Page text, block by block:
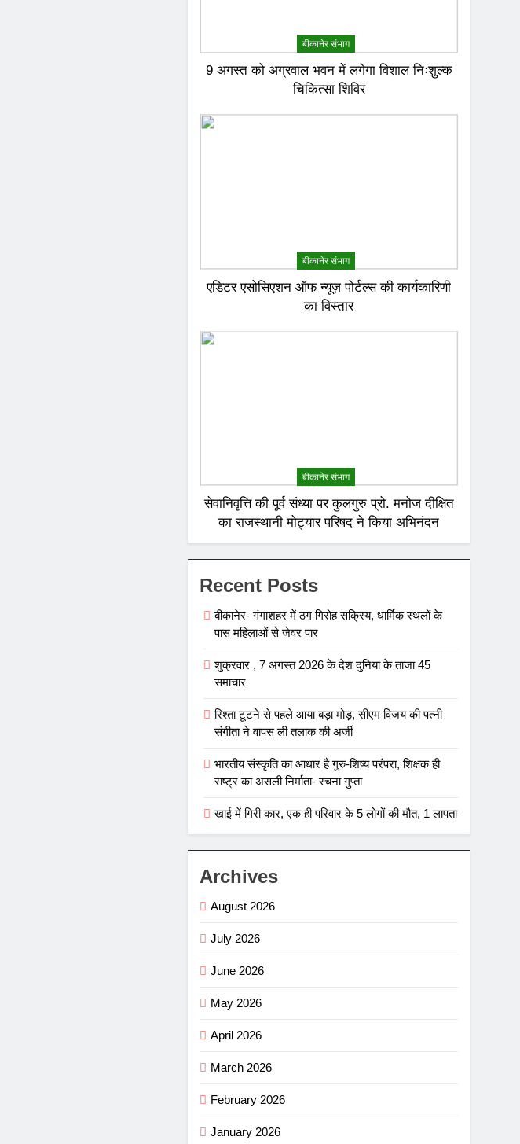
बीकानेर संभाग
9 अगस्त को अग्रवाल भवन में लगेगा विशाल निःशुल्क
चिकित्सा शिविर
बीकानेर संभाग
एडिटर एसोसिएशन ऑफ न्यूज़ पोर्टल्स की कार्यकारिणी
का विस्तार
बीकानेर संभाग
सेवानिवृत्ति की पूर्व संध्या पर कुलगुरु प्रो. मनोज दीक्षित
का राजस्थानी मोट्यार परिषद ने किया अभिनंदन
Recent Posts
बीकानेर- गंगाशहर में ठग गिरोह सक्रिय, धार्मिक स्थलों के
पास महिलाओं से जेवर पार
शुक्रवार , 7 अगस्त 2026 के देश दुनिया के ताजा 45
समाचार
रिश्ता टूटने से पहले आया बड़ा मोड़, सीएम विजय की पत्नी
संगीता ने वापस ली तलाक की अर्जी
भारतीय संस्कृति का आधार है गुरु-शिष्य परंपरा, शिक्षक ही
राष्ट्र का असली निर्माता- रचना गुप्ता
खाई में गिरी कार, एक ही परिवार के 5 लोगों की मौत, 1 लापता
Archives
August 2026
July 2026
June 2026
May 2026
April 2026
March 2026
February 2026
January 2026